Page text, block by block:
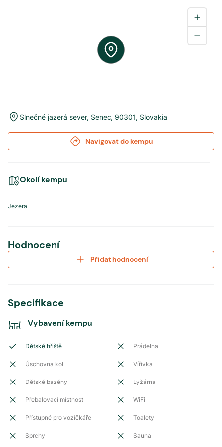
Slnečné jazerá sever, Senec, 90301, Slovakia
Navigovat do kempu
Okolí kempu
Jezera
Hodnocení
Přidat hodnocení
Specifikace
Vybavení kempu
Dětské hřiště Prádelna
Úschovna kol Vířivka
Dětské bazény Lyžárna
Přebalovací místnost WiFi
Přístupné pro vozíčkáře Toalety
Sprchy Sauna